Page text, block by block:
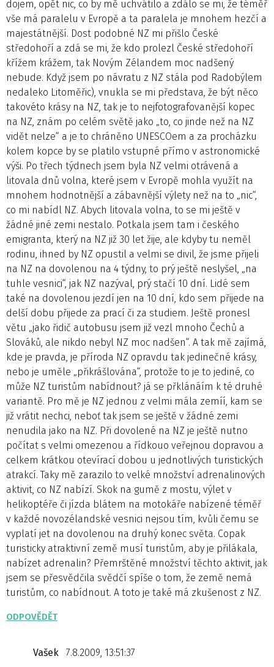
dojem, opět nic, co by mě uchvátilo a zdálo se mi, že téměř
vše má paralelu v Evropě a ta paralela je mnohem hezčí a
majestátnější. Dost podobné NZ mi přišlo České
středohoří a zdá se mi, že kdo prolezl České středohoří
křížem krážem, tak Novým Zélandem moc nadšený
nebude. Když jsem po návratu z NZ stála pod Radobýlem
nedaleko Litoměřic), vnukla se mi představa, že být něco
takovéto krásy na NZ, tak je to nejfotografovanější kopec
na NZ, znám po celém světě jako „to, co jinde než na NZ
vidět nelze“ a je to chráněno UNESCOem a za procházku
kolem kopce by se platilo vstupné přímo v astronomické
výši. Po třech týdnech jsem byla NZ velmi otrávená a
litovala dnů volna, které jsem v Evropě mohla využít na
mnohem hodnotnější a zábavnější výlety než na to „nic“,
co mi nabídl NZ. Abych litovala volna, to se mi ještě v
žádné jiné zemi nestalo. Potkala jsem tam i českého
emigranta, který na NZ již 30 let žije, ale kdyby tu neměl
rodinu, ihned by NZ opustil a velmi se divil, že jsme přijeli
na NZ na dovolenou na 4 týdny, to prý ještě neslyšel, „na
tuhle vesnici“, jak NZ nazýval, prý stačí 10 dní. Lidé sem
také na dovolenou jezdí jen na 10 dní, kdo sem přijede na
delší dobu přijede za prací či za studiem. Ještě pronesl
větu „jako řidič autobusu jsem již vezl mnoho Čechů a
Slováků, ale nikdo nebyl NZ moc nadšen“. A tak mě zajímá,
kde je pravda, je příroda NZ opravdu tak jedinečné krásy,
nebo je uměle „přikrášlována“, protože to je to jediné, co
může NZ turistům nabídnout? já se přklánáím k té druhé
variantě. Pro mě je NZ jednou z velmi mála zemíí, kam se
již vrátit nechci, neboť tak jsem se ještě v žádné zemi
nenudila jako na NZ. Při dovolené na NZ je ještě nutno
počítat s velmi omezenou a řídkouo veřejnou dopravou a
celkem krátkou otevírací dobou u jednotlivých turistických
atrakcí. Taky mě zarazilo to velké množství adrenalinových
aktivit, co NZ nabízí. Skok na gumě z mostu, výlet v
helikoptéře či jízda blátem na motokáře nabízené téměř
v každé novozélandské vesnici nejsou tím, kvůli čemu se
vyplatí jet na dovolenou na druhý konec světa. Copak
turisticky atraktivní země musí turistům, aby je přilákala,
nabízet adrenalin? Přemrštěné množství těchto aktivit, jak
jsem se přesvědčila svědčí spíše o tom, že země nemá
turistům, co nabídnout. A toto je také má zkušenost z NZ.
ODPOVĚDĚT
Vašek
7.8.2009, 13:51:37